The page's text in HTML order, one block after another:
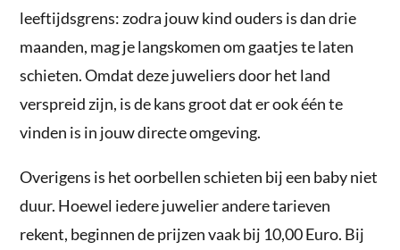
leeftijdsgrens: zodra jouw kind ouders is dan drie
maanden, mag je langskomen om gaatjes te laten
schieten. Omdat deze juweliers door het land
verspreid zijn, is de kans groot dat er ook één te
vinden is in jouw directe omgeving.
Overigens is het oorbellen schieten bij een baby niet
duur. Hoewel iedere juwelier andere tarieven
rekent, beginnen de prijzen vaak bij 10,00 Euro. Bij